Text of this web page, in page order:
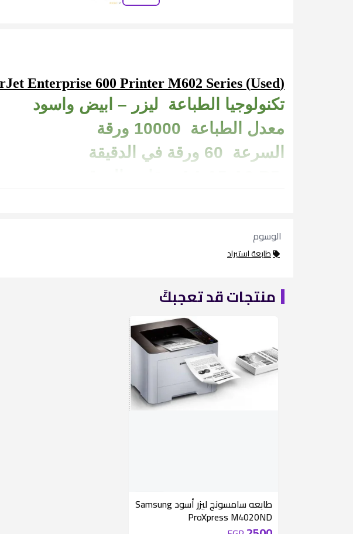
(used) HP LaserJet Enterprise 600 Printer M602 Series
تكنولوجيا الطباعة ليزر – ابيض واسود
معدل الطباعة 10000 ورقة
السرعة 60 ورقة في الدقيقة
الوسوم
طابعة استيراد
منتجات قد تعجبكً
طابعه سامسونج ليزر أسود Samsung
ProXpress M4020ND